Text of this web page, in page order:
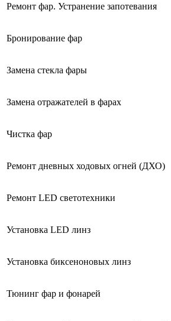
Ремонт фар. Устранение запотевания
Бронирование фар
Замена стекла фары
Замена отражателей в фарах
Чистка фар
Ремонт дневных ходовых огней (ДХО)
Ремонт LED светотехники
Установка LED линз
Установка биксеноновых линз
Тюнинг фар и фонарей